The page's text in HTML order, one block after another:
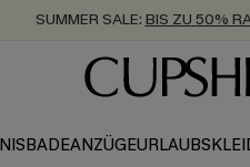
SUMMER SALE: BIS ZU 50%
NEWSLETTER:BIS ZU -20%
KOSTENLOSER VERSAND
BADEANZÜGE